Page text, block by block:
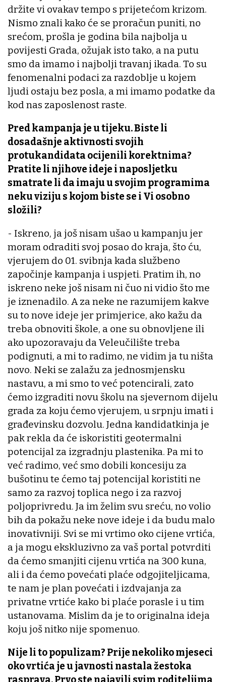
držite vi ovakav tempo s prijetećom krizom.
Nismo znali kako će se proračun puniti, no
srećom, prošla je godina bila najbolja u
povijesti Grada, ožujak isto tako, a na putu
smo da imamo i najbolji travanj ikada. To su
fenomenalni podaci za razdoblje u kojem
ljudi ostaju bez posla, a mi imamo podatke da
kod nas zaposlenost raste.
Pred kampanja je u tijeku. Biste li
dosadašnje aktivnosti svojih
protukandidata ocijenili korektnima?
Pratite li njihove ideje i naposljetku
smatrate li da imaju u svojim programima
neku viziju s kojom biste se i Vi osobno
složili?
- Iskreno, ja još nisam ušao u kampanju jer
moram odraditi svoj posao do kraja, što ću,
vjerujem do 01. svibnja kada službeno
započinje kampanja i uspjeti. Pratim ih, no
iskreno neke još nisam ni čuo ni vidio što me
je iznenadilo. A za neke ne razumijem kakve
su to nove ideje jer primjerice, ako kažu da
treba obnoviti škole, a one su obnovljene ili
ako upozoravaju da Veleučilište treba
podignuti, a mi to radimo, ne vidim ja tu ništa
novo. Neki se zalažu za jednosmjensku
nastavu, a mi smo to već potencirali, zato
ćemo izgraditi novu školu na sjevernom dijelu
grada za koju ćemo vjerujem, u srpnju imati i
građevinsku dozvolu. Jedna kandidatkinja je
pak rekla da će iskoristiti geotermalni
potencijal za izgradnju plastenika. Pa mi to
već radimo, već smo dobili koncesiju za
bušotinu te ćemo taj potencijal koristiti ne
samo za razvoj toplica nego i za razvoj
poljoprivredu. Ja im želim svu sreću, no volio
bih da pokažu neke nove ideje i da budu malo
inovativniji. Svi se mi vrtimo oko cijene vrtića,
a ja mogu ekskluzivno za vaš portal potvrditi
da ćemo smanjiti cijenu vrtića na 300 kuna,
ali i da ćemo povećati plaće odgojiteljicama,
te nam je plan povećati i izdvajanja za
privatne vrtiće kako bi plaće porasle i u tim
ustanovama. Mislim da je to originalna ideja
koju još nitko nije spomenuo.
Nije li to populizam? Prije nekoliko mjeseci
oko vrtića je u javnosti nastala žestoka